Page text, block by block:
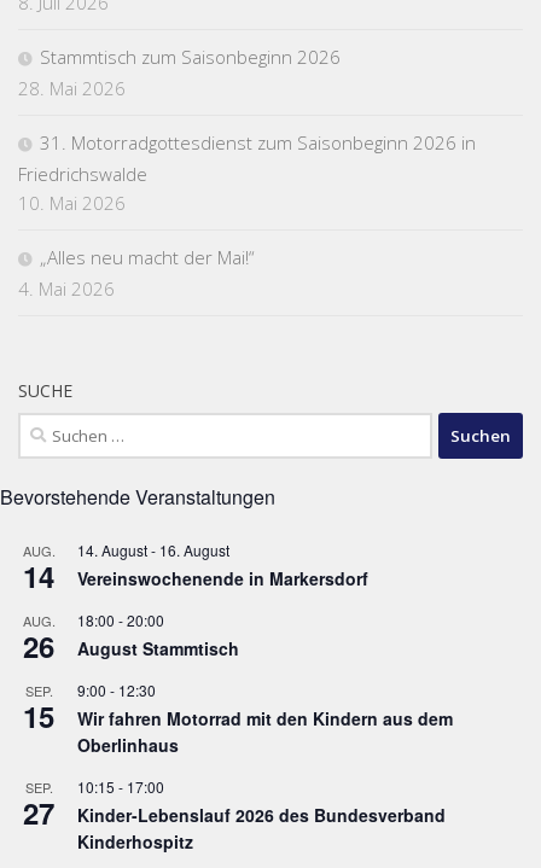
Stammtisch zum Saisonbeginn 2026
28. Mai 2026
31. Motorradgottesdienst zum Saisonbeginn 2026 in
Friedrichswalde
10. Mai 2026
„Alles neu macht der Mai!“
4. Mai 2026
SUCHE
Suchen
nach:
Bevorstehende Veranstaltungen
AUG.
14
14. August- 16. August
Vereinswochenende in Markersdorf
AUG.
26
18:00 -20:00
August Stammtisch
SEP.
15
9:00 - 12:30
Wir fahren Motorrad mit den Kindern aus dem
Oberlinhaus
SEP.
27
10:15 - 17:00
Kinder-Lebenslauf 2026 des Bundesverband
Kinderhospitz